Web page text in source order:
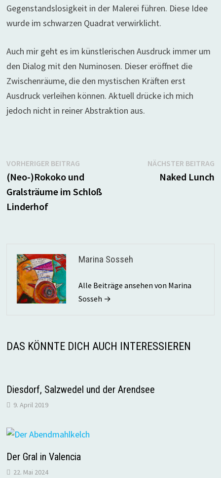
Gegenstandslosigkeit in der Malerei führen. Diese Idee
wurde im schwarzen Quadrat verwirklicht.
Auch mir geht es im künstlerischen Ausdruck immer um
den Dialog mit den Numinosen. Dieser eröffnet die
Zwischenräume, die den mystischen Kräften erst
Ausdruck verleihen können. Aktuell drücke ich mich
jedoch nicht in reiner Abstraktion aus.
Beitragsnavigation
VORHERIGER BEITRAGVorheriger
Beitrag:
(Neo-)Rokoko und
Gralsträume im Schloß
Linderhof
NÄCHSTER BEITRAG
Naked Lunch
Marina Sosseh
Alle Beiträge ansehen von Marina
Sosseh →
DAS KÖNNTE DICH AUCH INTERESSIEREN
Diesdorf, Salzwedel und der Arendsee
9. April 2019
Der Gral in Valencia
22. Mai 2024